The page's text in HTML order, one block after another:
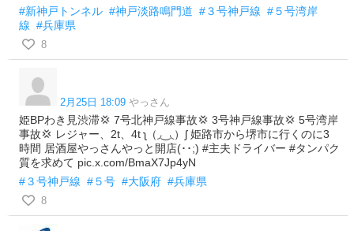
#新神戸トンネル #神戸淡路鳴門道 #３号神戸線 #５号湾岸
線 #兵庫県
8
2月25日 18:09 やっさん
姫BPわき見渋滞💢 7号北神戸線事故💢 3号神戸線事故💢 5号湾岸
事故💢 レジャー、2t、4t ʅ（◞‿◟）ʃ 姫路市から堺市に行くのに3
時間 居酒屋やっさんやっと開店(･･;) #主夫ドライバー #タンパク
質を求めて pic.x.com/BmaX7Jp4yN
#３号神戸線 #５号 #大阪府 #兵庫県
8